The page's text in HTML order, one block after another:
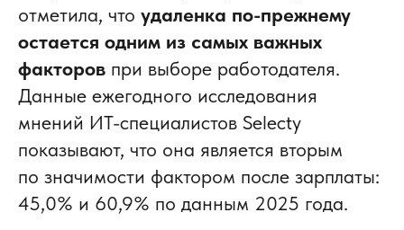
отметила, что удаленка по-прежнему
остается одним из самых важных
факторов при выборе работодателя.
Данные ежегодного исследования
мнений ИТ-специалистов Selecty
показывают, что она является вторым
по значимости фактором после зарплаты:
45,0% и 60,9% по данным 2025 года.